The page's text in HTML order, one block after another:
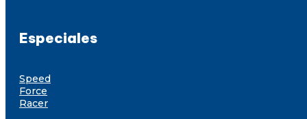
Especiales
Speed
Force
Racer